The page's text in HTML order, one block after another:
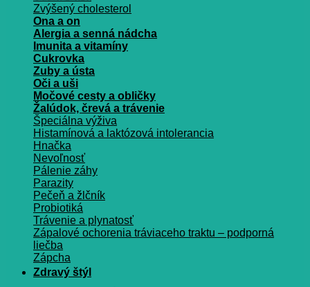
Zvýšený cholesterol
Ona a on
Alergia a senná nádcha
Imunita a vitamíny
Cukrovka
Zuby a ústa
Oči a uši
Močové cesty a obličky
Žalúdok, črevá a trávenie
Špeciálna výživa
Histamínová a laktózová intolerancia
Hnačka
Nevoľnosť
Pálenie záhy
Parazity
Pečeň a žlčník
Probiotiká
Trávenie a plynatosť
Zápalové ochorenia tráviaceho traktu – podporná
liečba
Zápcha
Zdravý štýl